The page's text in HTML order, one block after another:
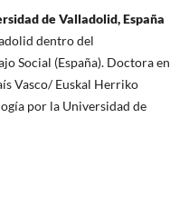
de Valladolid, España
dentro del
Social (España). Doctora en
Vasco/ Euskal Herriko
por la Universidad de